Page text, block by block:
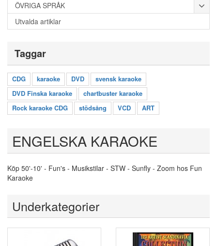
ÖVRIGA SPRÅK
Utvalda artiklar
Taggar
CDG karaoke DVD
svensk karaoke
DVD Finska karaoke
chartbuster karaoke
Rock karaoke CDG
stödsång VCD ART
ENGELSKA KARAOKE
Köp 50'-10' - Fun's - Musikstilar - STW - Sunfly - Zoom hos Fun
Karaoke
Underkategorier